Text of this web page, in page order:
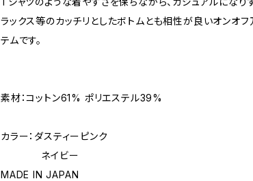
ラックス等のカッチリとしたボトムとも相性が良いオンオフ
テムです。
素材：コットン61% ポリエステル39%
カラー：ダスティーピンク
ネイビー
MADE IN JAPAN